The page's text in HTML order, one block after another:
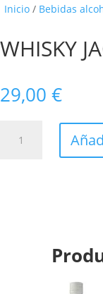
Inicio / Bebidas
WHISKY
29,00 €